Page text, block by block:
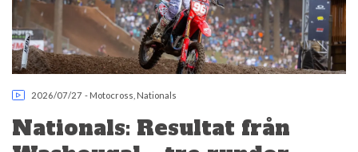
2026/07/27 - Motocross Nationals
Nationals: Resultat från